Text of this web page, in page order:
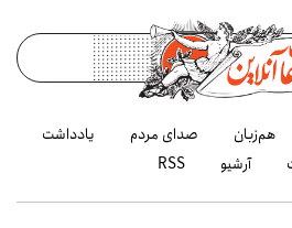
هم‌زبان صدای مردم
یادداشت
آرشیو RSS